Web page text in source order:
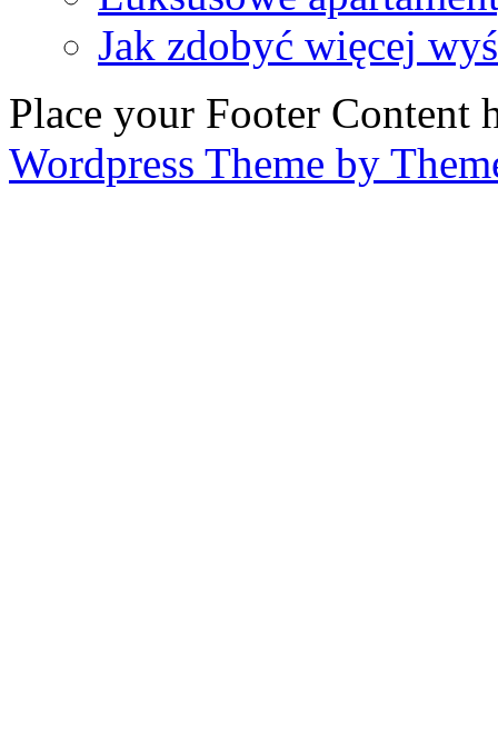
Jak zdobyć więcej
Place your Footer Content
Wordpress Theme by